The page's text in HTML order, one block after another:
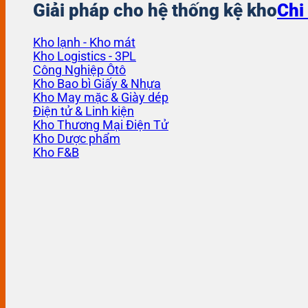
Giải pháp cho hệ thống kệ kho
Kho lạnh - Kho mát
Kho Logistics - 3PL
Công Nghiệp Ôtô
Kho Bao bì Giấy & Nhựa
Kho May mặc & Giày dép
Điện tử & Linh kiện
Kho Thương Mại Điện Tử
Kho Dược phẩm
Kho F&B